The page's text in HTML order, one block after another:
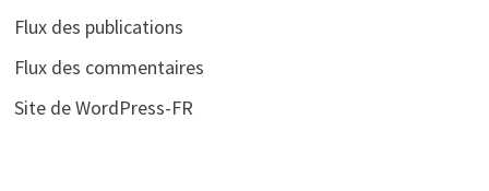
Flux des publications
Flux des commentaires
Site de WordPress-FR